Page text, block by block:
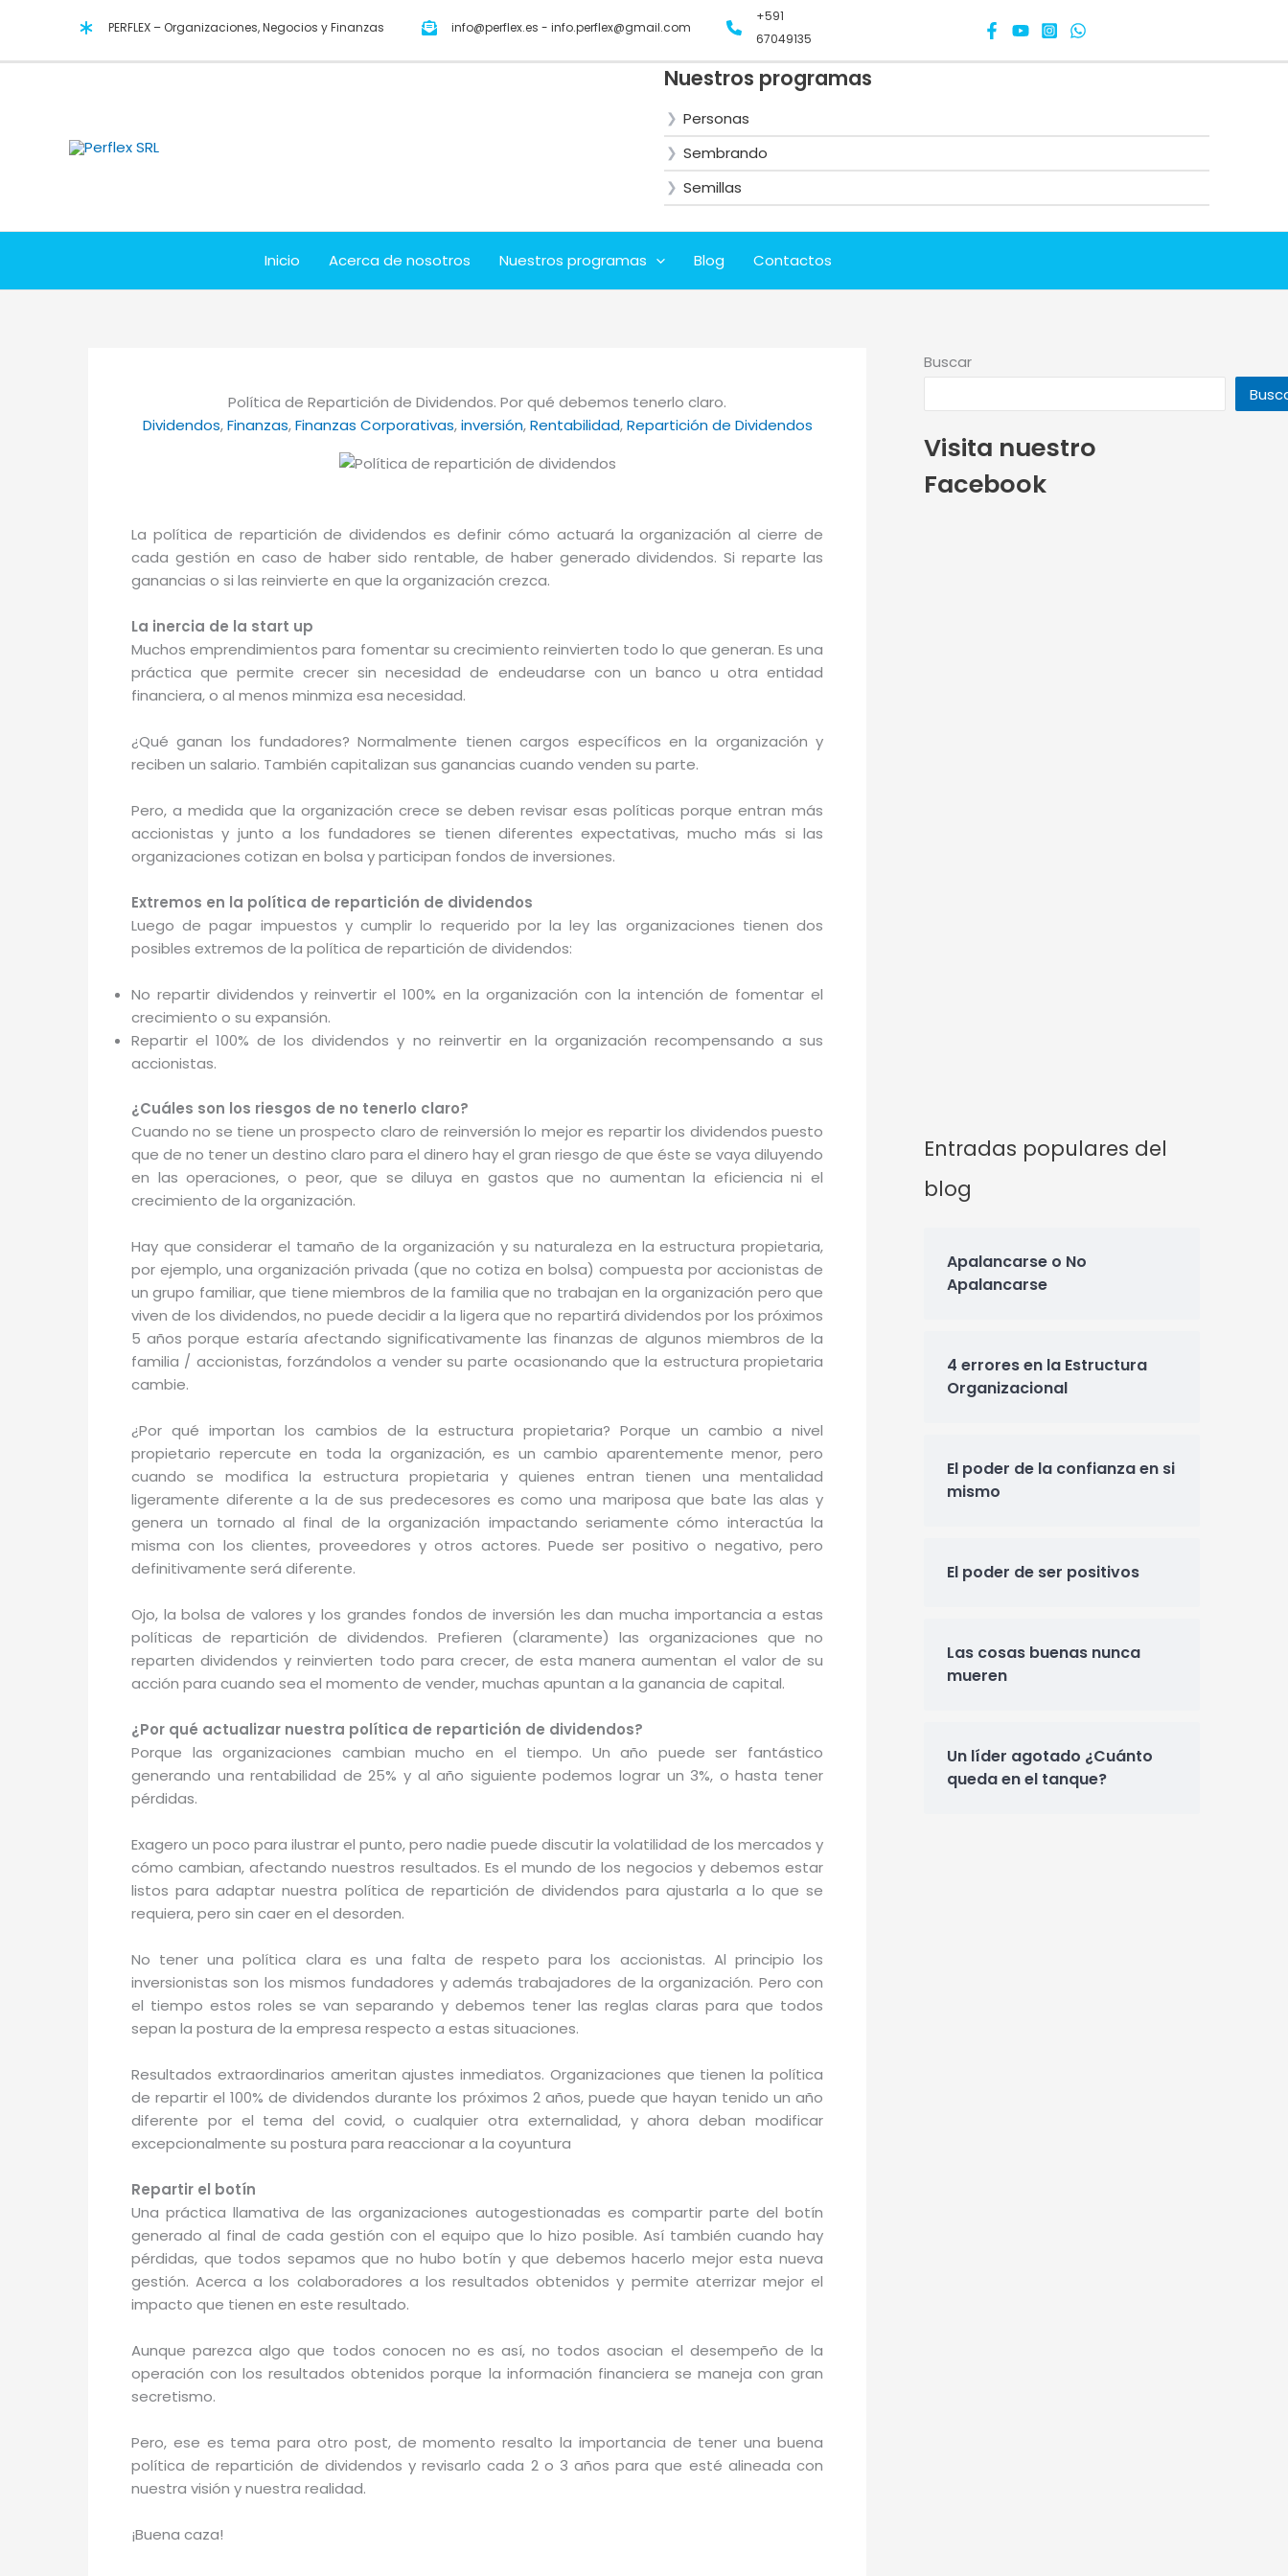
contenido
PERFLEX – Organizaciones, Negocios y Finanzas info@perflex.es - info.perflex@gmail.com
+591
67049135
Nuestros programas
Personas
Sembrando
Semillas
Inicio Acerca de nosotros Nuestros programas Blog Contactos
Política de Repartición de Dividendos. Por qué debemos tenerlo claro.
Dividendos, Finanzas, Finanzas Corporativas, inversión, Rentabilidad, Repartición de Dividendos
La política de repartición de dividendos es definir cómo actuará la organización al cierre de
cada gestión en caso de haber sido rentable, de haber generado dividendos. Si reparte las
ganancias o si las reinvierte en que la organización crezca.
La inercia de la start up
Muchos emprendimientos para fomentar su crecimiento reinvierten todo lo que generan. Es una
práctica que permite crecer sin necesidad de endeudarse con un banco u otra entidad
financiera, o al menos minmiza esa necesidad.
¿Qué ganan los fundadores? Normalmente tienen cargos específicos en la organización y
reciben un salario. También capitalizan sus ganancias cuando venden su parte.
Pero, a medida que la organización crece se deben revisar esas políticas porque entran más
accionistas y junto a los fundadores se tienen diferentes expectativas, mucho más si las
organizaciones cotizan en bolsa y participan fondos de inversiones.
Extremos en la política de repartición de dividendos
Luego de pagar impuestos y cumplir lo requerido por la ley las organizaciones tienen dos
posibles extremos de la política de repartición de dividendos:
No repartir dividendos y reinvertir el 100% en la organización con la intención de fomentar el
crecimiento o su expansión.
Repartir el 100% de los dividendos y no reinvertir en la organización recompensando a sus
accionistas.
¿Cuáles son los riesgos de no tenerlo claro?
Cuando no se tiene un prospecto claro de reinversión lo mejor es repartir los dividendos puesto
que de no tener un destino claro para el dinero hay el gran riesgo de que éste se vaya diluyendo
en las operaciones, o peor, que se diluya en gastos que no aumentan la eficiencia ni el
crecimiento de la organización.
Hay que considerar el tamaño de la organización y su naturaleza en la estructura propietaria,
por ejemplo, una organización privada (que no cotiza en bolsa) compuesta por accionistas de
un grupo familiar, que tiene miembros de la familia que no trabajan en la organización pero que
viven de los dividendos, no puede decidir a la ligera que no repartirá dividendos por los próximos
5 años porque estaría afectando significativamente las finanzas de algunos miembros de la
familia / accionistas, forzándolos a vender su parte ocasionando que la estructura propietaria
cambie.
¿Por qué importan los cambios de la estructura propietaria? Porque un cambio a nivel
propietario repercute en toda la organización, es un cambio aparentemente menor, pero
cuando se modifica la estructura propietaria y quienes entran tienen una mentalidad
ligeramente diferente a la de sus predecesores es como una mariposa que bate las alas y
genera un tornado al final de la organización impactando seriamente cómo interactúa la
misma con los clientes, proveedores y otros actores. Puede ser positivo o negativo, pero
definitivamente será diferente.
Ojo, la bolsa de valores y los grandes fondos de inversión les dan mucha importancia a estas
políticas de repartición de dividendos. Prefieren (claramente) las organizaciones que no
reparten dividendos y reinvierten todo para crecer, de esta manera aumentan el valor de su
acción para cuando sea el momento de vender, muchas apuntan a la ganancia de capital.
¿Por qué actualizar nuestra política de repartición de dividendos?
Porque las organizaciones cambian mucho en el tiempo. Un año puede ser fantástico
generando una rentabilidad de 25% y al año siguiente podemos lograr un 3%, o hasta tener
pérdidas.
Exagero un poco para ilustrar el punto, pero nadie puede discutir la volatilidad de los mercados y
cómo cambian, afectando nuestros resultados. Es el mundo de los negocios y debemos estar
listos para adaptar nuestra política de repartición de dividendos para ajustarla a lo que se
requiera, pero sin caer en el desorden.
No tener una política clara es una falta de respeto para los accionistas. Al principio los
inversionistas son los mismos fundadores y además trabajadores de la organización. Pero con
el tiempo estos roles se van separando y debemos tener las reglas claras para que todos
sepan la postura de la empresa respecto a estas situaciones.
Resultados extraordinarios ameritan ajustes inmediatos. Organizaciones que tienen la política
de repartir el 100% de dividendos durante los próximos 2 años, puede que hayan tenido un año
diferente por el tema del covid, o cualquier otra externalidad, y ahora deban modificar
excepcionalmente su postura para reaccionar a la coyuntura
Repartir el botín
Una práctica llamativa de las organizaciones autogestionadas es compartir parte del botín
generado al final de cada gestión con el equipo que lo hizo posible. Así también cuando hay
pérdidas, que todos sepamos que no hubo botín y que debemos hacerlo mejor esta nueva
gestión. Acerca a los colaboradores a los resultados obtenidos y permite aterrizar mejor el
impacto que tienen en este resultado.
Aunque parezca algo que todos conocen no es así, no todos asocian el desempeño de la
operación con los resultados obtenidos porque la información financiera se maneja con gran
secretismo.
Pero, ese es tema para otro post, de momento resalto la importancia de tener una buena
política de repartición de dividendos y revisarlo cada 2 o 3 años para que esté alineada con
nuestra visión y nuestra realidad.
¡Buena caza!
Buscar
Visita nuestro
Facebook
Entradas populares del
blog
Apalancarse o No
Apalancarse
4 errores en la Estructura
Organizacional
El poder de la confianza en si
mismo
El poder de ser positivos
Las cosas buenas nunca
mueren
Un líder agotado ¿Cuánto
queda en el tanque?